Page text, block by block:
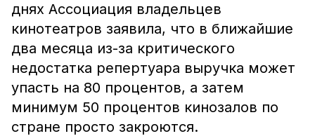
днях Ассоциация владельцев
кинотеатров заявила, что в ближайшие
два месяца из-за критического
недостатка репертуара выручка может
упасть на 80 процентов, а затем
минимум 50 процентов кинозалов по
стране просто закроются.